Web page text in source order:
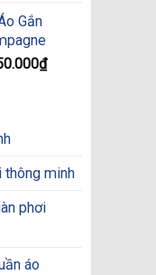
1.250.000₫.
Gắn
₫Current
thông minh
phơi
áo